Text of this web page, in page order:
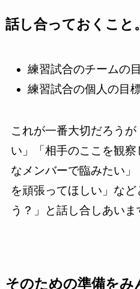
話し合っておくこと。
練習試合のチームの
練習試合の個人の目
これが一番大切だろう
い」「相手のここを観
なメンバーで臨みたい
を頑張ってほしい」な
う？」と話し合しあいま
そのための準備をみ